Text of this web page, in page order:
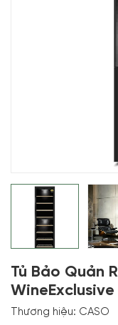
Tủ Bảo Quản
WineExclusive
Thương hiệu: CASO